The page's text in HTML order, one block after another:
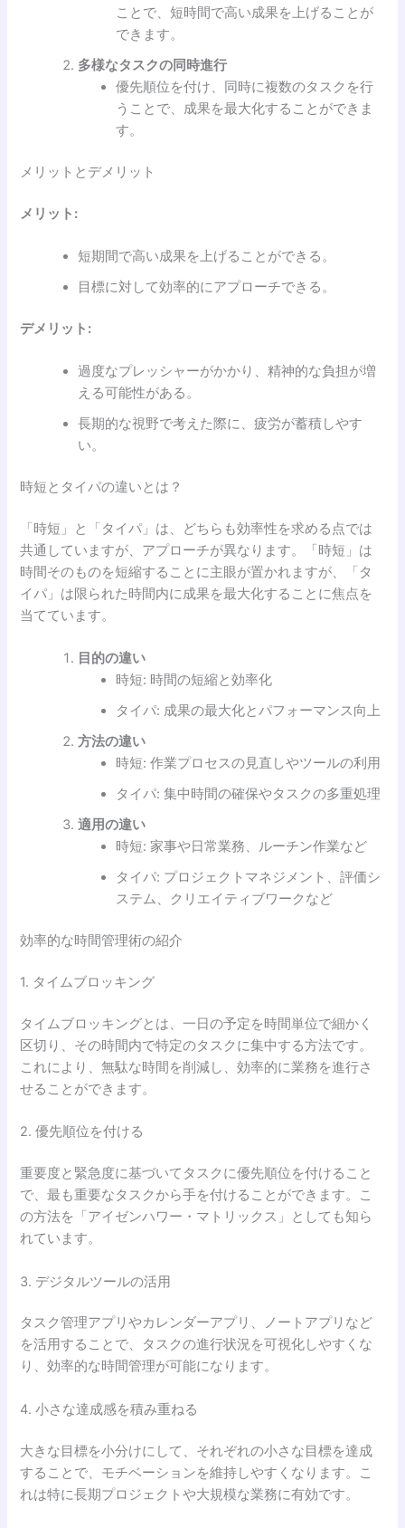
ことで、短時間で高い成果を上げることが
できます。
多様なタスクの同時進行
優先順位を付け、同時に複数のタスクを行
うことで、成果を最大化することができま
す。
メリットとデメリット
メリット:
短期間で高い成果を上げることができる。
目標に対して効率的にアプローチできる。
デメリット:
過度なプレッシャーがかかり、精神的な負担が増
える可能性がある。
長期的な視野で考えた際に、疲労が蓄積しやす
い。
時短とタイパの違いとは？
「時短」と「タイパ」は、どちらも効率性を求める点では
共通していますが、アプローチが異なります。「時短」は
時間そのものを短縮することに主眼が置かれますが、「タ
イパ」は限られた時間内に成果を最大化することに焦点を
当てています。
目的の違い
時短: 時間の短縮と効率化
タイパ: 成果の最大化とパフォーマンス向上
方法の違い
時短: 作業プロセスの見直しやツールの利用
タイパ: 集中時間の確保やタスクの多重処理
適用の違い
時短: 家事や日常業務、ルーチン作業など
タイパ: プロジェクトマネジメント、評価シ
ステム、クリエイティブワークなど
効率的な時間管理術の紹介
1. タイムブロッキング
タイムブロッキングとは、一日の予定を時間単位で細かく
区切り、その時間内で特定のタスクに集中する方法です。
これにより、無駄な時間を削減し、効率的に業務を進行さ
せることができます。
2. 優先順位を付ける
重要度と緊急度に基づいてタスクに優先順位を付けること
で、最も重要なタスクから手を付けることができます。こ
の方法を「アイゼンハワー・マトリックス」としても知ら
れています。
3. デジタルツールの活用
タスク管理アプリやカレンダーアプリ、ノートアプリなど
を活用することで、タスクの進行状況を可視化しやすくな
り、効率的な時間管理が可能になります。
4. 小さな達成感を積み重ねる
大きな目標を小分けにして、それぞれの小さな目標を達成
することで、モチベーションを維持しやすくなります。こ
れは特に長期プロジェクトや大規模な業務に有効です。